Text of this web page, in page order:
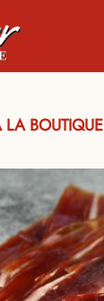
LA BOUTIQUE